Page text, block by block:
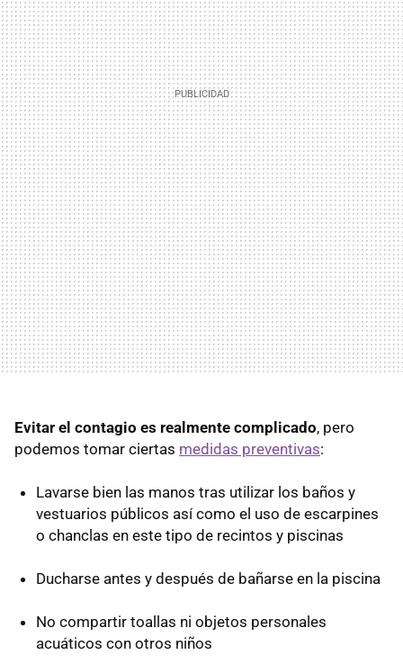
Evitar el contagio es realmente complicado, pero
podemos tomar ciertas medidas preventivas:
Lavarse bien las manos tras utilizar los baños y
vestuarios públicos así como el uso de escarpines
o chanclas en este tipo de recintos y piscinas
Ducharse antes y después de bañarse en la piscina
No compartir toallas ni objetos personales
acuáticos con otros niños